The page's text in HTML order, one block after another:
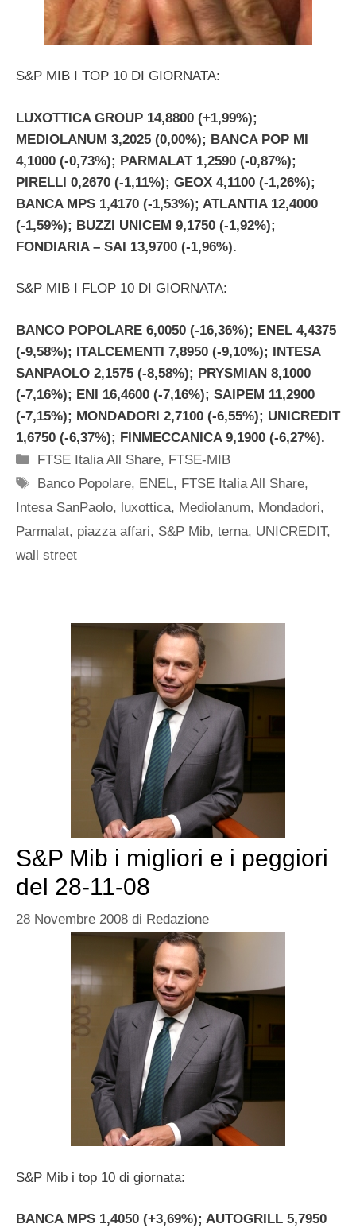
S&P MIB I TOP 10 DI GIORNATA:
LUXOTTICA GROUP 14,8800 (+1,99%);
MEDIOLANUM 3,2025 (0,00%); BANCA POP MI
4,1000 (-0,73%); PARMALAT 1,2590 (-0,87%);
PIRELLI 0,2670 (-1,11%); GEOX 4,1100 (-1,26%);
BANCA MPS 1,4170 (-1,53%); ATLANTIA 12,4000
(-1,59%); BUZZI UNICEM 9,1750 (-1,92%);
FONDIARIA – SAI 13,9700 (-1,96%).
S&P MIB I FLOP 10 DI GIORNATA:
BANCO POPOLARE 6,0050 (-16,36%); ENEL 4,4375
(-9,58%); ITALCEMENTI 7,8950 (-9,10%); INTESA
SANPAOLO 2,1575 (-8,58%); PRYSMIAN 8,1000
(-7,16%); ENI 16,4600 (-7,16%); SAIPEM 11,2900
(-7,15%); MONDADORI 2,7100 (-6,55%); UNICREDIT
1,6750 (-6,37%); FINMECCANICA 9,1900 (-6,27%).
Categorie
FTSE Italia All Share, FTSE-MIB
Tag
Banco Popolare, ENEL, FTSE Italia All Share,
Intesa SanPaolo, luxottica, Mediolanum, Mondadori,
Parmalat, piazza affari, S&P Mib, terna, UNICREDIT,
wall street
S&P Mib i migliori e i peggiori
del 28-11-08
28 Novembre 2008 di Redazione
S&P Mib i top 10 di giornata:
BANCA MPS 1,4050 (+3,69%); AUTOGRILL 5,7950